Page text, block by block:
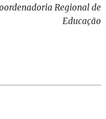
Regional de
Educação